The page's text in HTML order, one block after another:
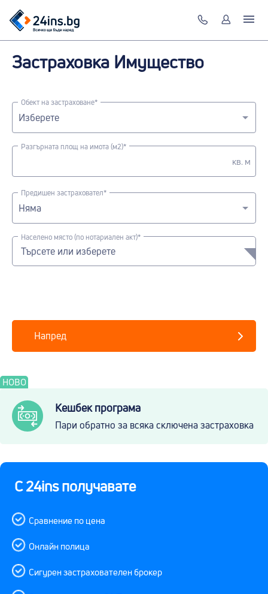
Застраховка Имущество
Обект на застраховане*
Разгърната площ на имота (м2)*
кв. м
Предишен застраховател*
Населено място (по нотариален акт)*
Търсете или изберете
Напред
НОВО
Кешбек програма
Пари обратно за всяка сключена застраховка
С 24ins получавате
Сравнение по цена
Онлайн полица
Сигурен застрахователен брокер